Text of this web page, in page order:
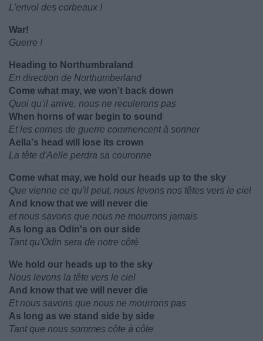
L'envol des corbeaux !
War!
Guerre !
Heading to Northumbraland
En direction de Northumberland
Come what may, we won't back down
Quoi qu'il arrive, nous ne reculerons pas
When horns of war begin to sound
Et les cornes de guerre commencent à sonner
Aella's head will lose its crown
La tête d'Aelle perdra sa couronne
Come what may, we hold our heads up to the sky
Que vienne ce qu'il peut, nous levons nos têtes vers le ciel
And know that we will never die
et nous savons que nous ne mourrons jamais
As long as Odin's on our side
Tant qu'Odin sera de notre côté
We hold our heads up to the sky
Nous levons la tête vers le ciel
And know that we will never die
Et nous savons que nous ne mourrons pas
As long as we stand side by side
Tant que nous sommes côte à côte